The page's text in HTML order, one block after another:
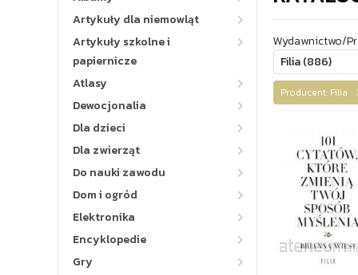
Artykuły dla niemowląt
Artykuły szkolne i
papiernicze
Atlasy
Dewocjonalia
Dla dzieci
Dla zwierząt
Do nauki zawodu
Dom i ogród
Elektronika
Encyklopedie
Gry
Wydawnictwo/
Producent: Filia